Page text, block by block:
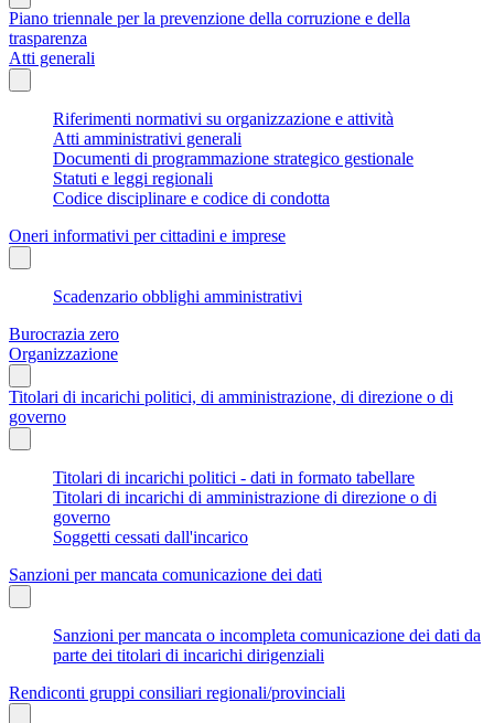
Piano triennale per la prevenzione della corruzione e della
trasparenza
Atti generali
Riferimenti normativi su organizzazione e attività
Atti amministrativi generali
Documenti di programmazione strategico gestionale
Statuti e leggi regionali
Codice disciplinare e codice di condotta
Oneri informativi per cittadini e imprese
Scadenzario obblighi amministrativi
Burocrazia zero
Organizzazione
Titolari di incarichi politici, di amministrazione, di direzione o di
governo
Titolari di incarichi politici - dati in formato tabellare
Titolari di incarichi di amministrazione di direzione o di
governo
Soggetti cessati dall'incarico
Sanzioni per mancata comunicazione dei dati
Sanzioni per mancata o incompleta comunicazione dei dati da
parte dei titolari di incarichi dirigenziali
Rendiconti gruppi consiliari regionali/provinciali